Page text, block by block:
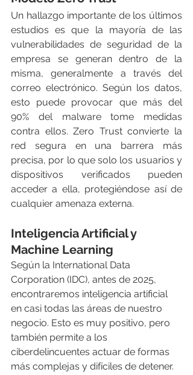
Un hallazgo importante de los últimos
estudios es que la mayoría de las
vulnerabilidades de seguridad de la
empresa se generan dentro de la
misma, generalmente a través del
correo electrónico. Según los datos,
esto puede provocar que más del
90% del malware tome medidas
contra ellos. Zero Trust convierte la
red segura en una barrera más
precisa, por lo que solo los usuarios y
dispositivos verificados pueden
acceder a ella, protegiéndose así de
cualquier amenaza externa.
Inteligencia Artificial y
Machine Learning
Según la International Data
Corporation (IDC), antes de 2025,
encontraremos inteligencia artificial
en casi todas las áreas de nuestro
negocio. Esto es muy positivo, pero
también permite a los
ciberdelincuentes actuar de formas
más complejas y difíciles de detener.